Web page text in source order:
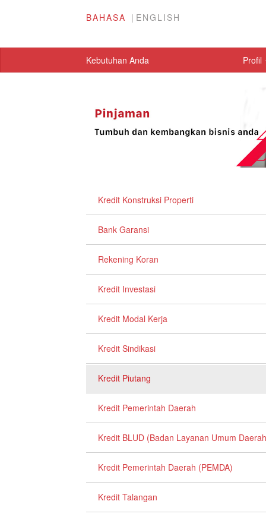
BAHASA ENGLISH
Kebutuhan Anda Profil
Kredit Konstruksi Properti
Bank Garansi
Rekening Koran
Kredit Investasi
Kredit Modal Kerja
Kredit Sindikasi
Kredit Piutang
Kredit Pemerintah Daerah
Kredit BLUD (Badan Layanan Umum
Kredit Pemerintah Daerah (PEMDA)
Kredit Talangan